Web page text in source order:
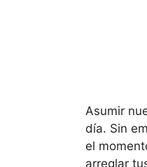
Asumir
día. Sin
el
arreglar